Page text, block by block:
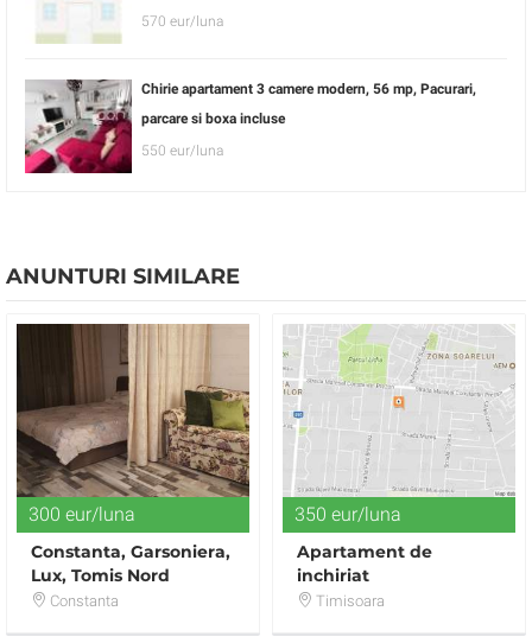
570 eur/luna
Chirie apartament 3 camere modern, 56 mp, Pacurari,
parcare si boxa incluse
550 eur/luna
ANUNTURI SIMILARE
300 eur/luna
Constanta, Garsoniera,
Lux, Tomis Nord
Constanta
350 eur/luna
Apartament de
inchiriat
Timisoara